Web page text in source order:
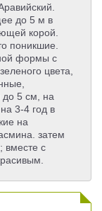
до 5 м в
корой.
поникшие.
формы с
цвета,
5 см, на
3-4 год в
на
затем
вместе с